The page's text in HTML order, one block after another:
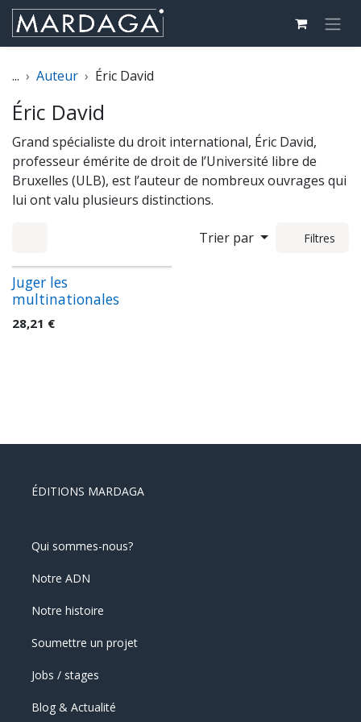
Se rendre au contenu
... Auteur Éric David
Éric David
Grand spécialiste du droit international, Éric David,
professeur émérite de droit de l’Université libre de
Bruxelles (ULB), est l’auteur de nombreux ouvrages qui
lui ont valu plusieurs distinctions.
Trier par Filtres
Juger les
multinationales
28,21 €
ÉDITIONS MARDAGA
Qui sommes-nous?
Notre ADN
Notre histoire
Soumettre un projet
Jobs / stages
Blog & Actualité